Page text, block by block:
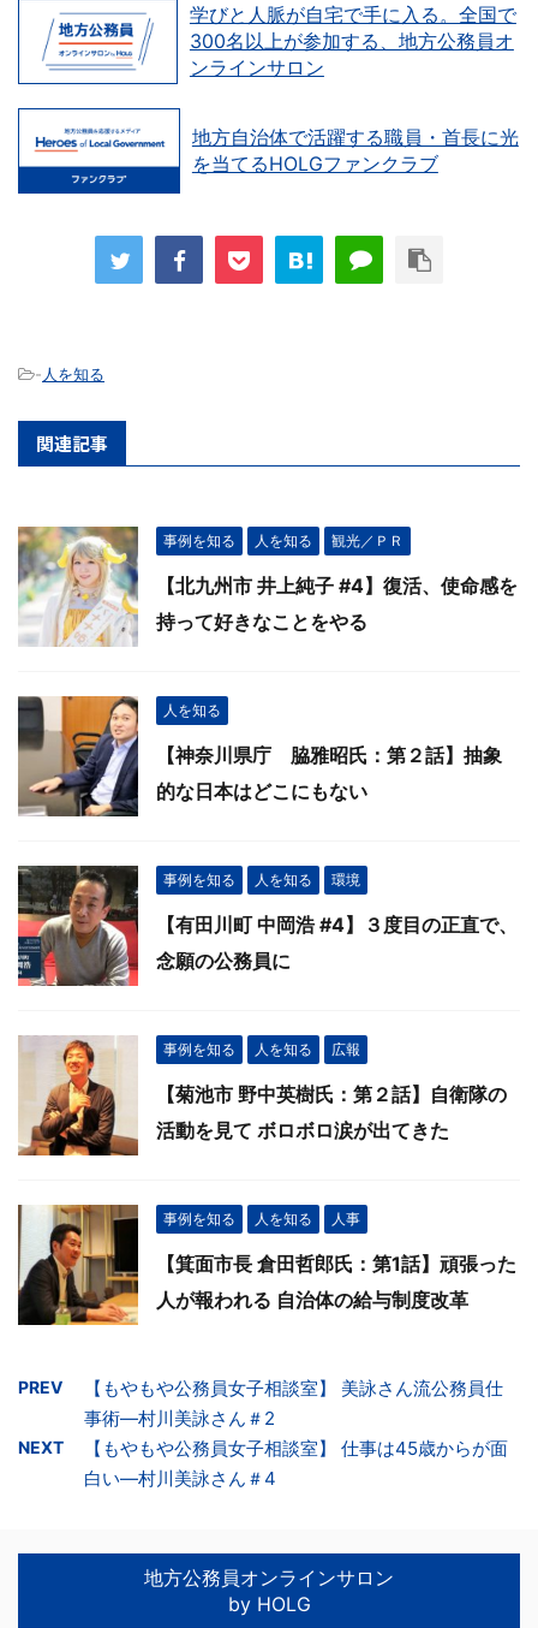
学びと人脈が自宅で手に入る。全国で
300名以上が参加する、地方公務員オ
ンラインサロン
地方自治体で活躍する職員・首長に光
を当てるHOLGファンクラブ
-人を知る
関連記事
事例を知る 人を知る 観光／ＰＲ
【北九州市 井上純子 #4】復活、使命感を
持って好きなことをやる
人を知る
【神奈川県庁 脇雅昭氏：第２話】抽象
的な日本はどこにもない
事例を知る 人を知る 環境
【有田川町 中岡浩 #4】３度目の正直で、
念願の公務員に
事例を知る 人を知る 広報
【菊池市 野中英樹氏：第２話】自衛隊の
活動を見て ボロボロ涙が出てきた
事例を知る 人を知る 人事
【箕面市長 倉田哲郎氏：第1話】頑張った
人が報われる 自治体の給与制度改革
PREV
【もやもや公務員女子相談室】 美詠さん流公務員仕
事術―村川美詠さん＃2
NEXT
【もやもや公務員女子相談室】 仕事は45歳からが面
白い―村川美詠さん＃4
地方公務員オンラインサロン
by HOLG